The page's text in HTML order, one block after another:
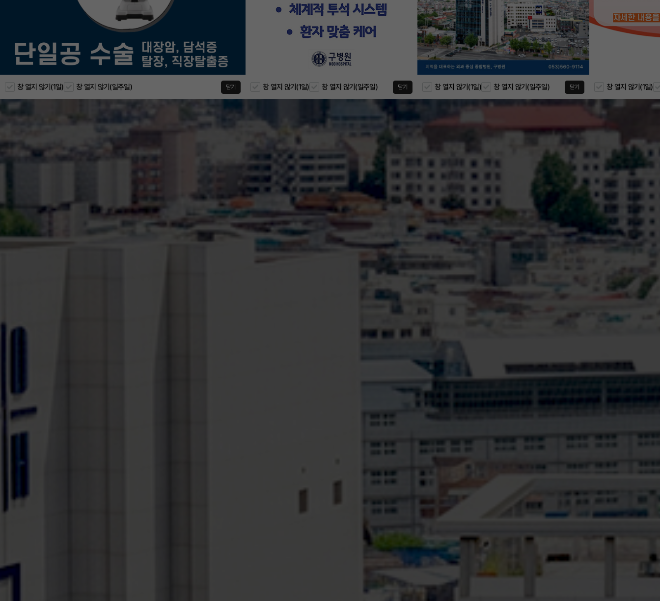
창 열지 않기(1일)
창 열지 않기(1일) 창 열지 않기(일주일)
창 열지 않기(1일) 창 열지 않기(일주일)
창 열지 않기(1일) 창 열지 않기(일주일)